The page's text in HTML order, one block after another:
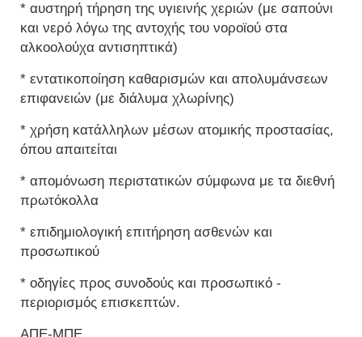
* αυστηρή τήρηση της υγιεινής χεριών (με σαπούνι
και νερό λόγω της αντοχής του νοροϊού στα
αλκοολούχα αντισηπτικά)
* εντατικοποίηση καθαρισμών και απολυμάνσεων
επιφανειών (με διάλυμα χλωρίνης)
* χρήση κατάλληλων μέσων ατομικής προστασίας,
όπου απαιτείται
* απομόνωση περιστατικών σύμφωνα με τα διεθνή
πρωτόκολλα
* επιδημιολογική επιτήρηση ασθενών και
προσωπικού
* οδηγίες προς συνοδούς και προσωπικό -
περιορισμός επισκεπτών.